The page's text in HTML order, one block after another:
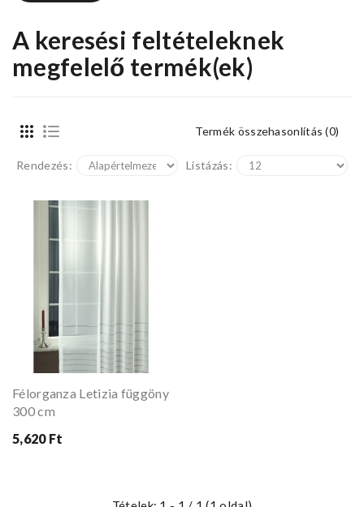
A keresési feltételeknek
megfelelő termék(ek)
Termék összehasonlítás (0)
Rendezés: Listázás:
Félorganza Letizia függöny
300 cm
5,620 Ft